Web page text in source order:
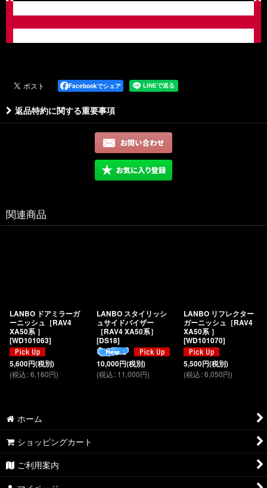
Facebookでシェア
返品特約に関する重要事項
関連商品
LANBO ドアミラーガ
ーニッシュ［RAV4
XA50系 ］
[WD101063]
5,600円(税別)
(税込:6,160円)
LANBO スタイリッシ
ュサイドバイザー
［RAV4 XA50系］
[DS18]
10,000円(税別)
(税込: 11,000円)
LANBO リフレクター
ガーニッシュ［RAV4
XA50系 ］
[WD101070]
5,500円(税別)
(税込:6,050円)
ホーム
ショッピングカート
ご利用案内